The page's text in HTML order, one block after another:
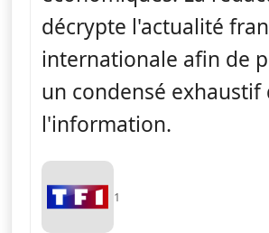
décrypte l'actualité
internationale afin de
un condensé exhaustif
l'information.
1